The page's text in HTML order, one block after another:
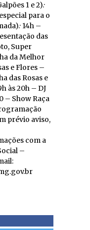
1 e 2).·
para o
14h –
das
Super
da Melhor
das Rosas e
prévio aviso,
com a
–